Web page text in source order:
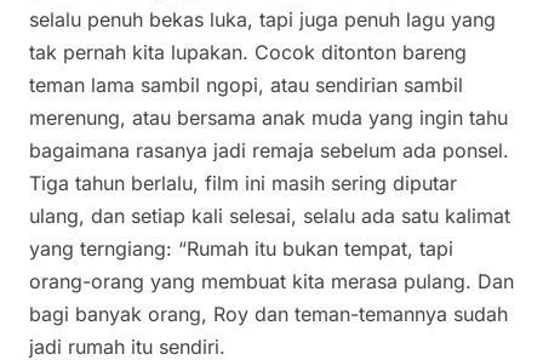
selalu penuh bekas luka, tapi juga penuh lagu yang
tak pernah kita lupakan. Cocok ditonton bareng
teman lama sambil ngopi, atau sendirian sambil
merenung, atau bersama anak muda yang ingin tahu
bagaimana rasanya jadi remaja sebelum ada ponsel.
Tiga tahun berlalu, film ini masih sering diputar
ulang, dan setiap kali selesai, selalu ada satu kalimat
yang terngiang: “Rumah itu bukan tempat, tapi
orang-orang yang membuat kita merasa pulang. Dan
bagi banyak orang, Roy dan teman-temannya sudah
jadi rumah itu sendiri.